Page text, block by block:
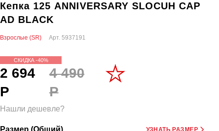
Кепка 125 ANNIVERSARY SLOCUH CAP
AD BLACK
Взрослые (SR) Арт. 5937191
СКИДКА -40%
2 694
Р
4 490
Р
Нашли дешевле?
Размер (Общий) УЗНАТЬ РАЗМЕР